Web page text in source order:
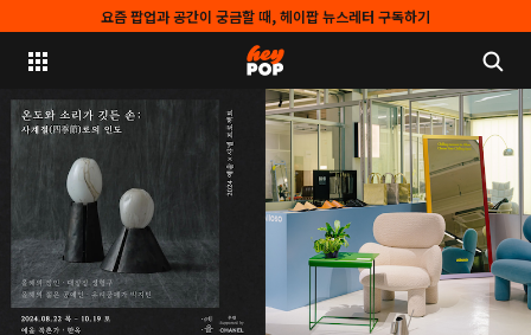
요즘 팝업과 공간이 궁금할 때, 헤이팝 뉴스레터 구독하기